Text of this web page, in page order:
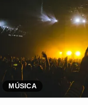
MÚSICA